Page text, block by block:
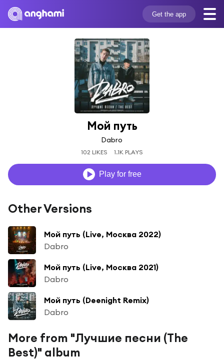
Get the app
Мой путь
Dabro
102 LIKES 1.1K PLAYS
Play for free
Other Versions
Мой путь (Live, Москва 2022)
Dabro
Мой путь (Live, Москва 2021)
Dabro
Мой путь (Deenight Remix)
Dabro
More from "Лучшие песни (The
Best)" album